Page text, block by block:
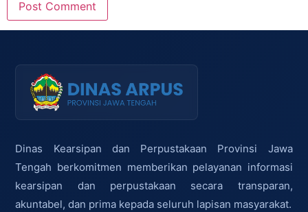
Dinas Kearsipan dan Perpustakaan Provinsi Jawa
Tengah berkomitmen memberikan pelayanan informasi
kearsipan dan perpustakaan secara transparan,
akuntabel, dan prima kepada seluruh lapisan masyarakat.